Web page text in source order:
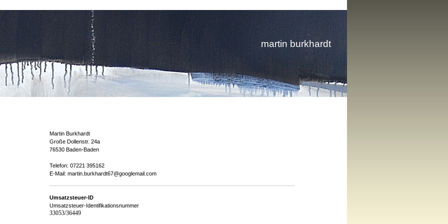
martin burkhardt
Martin Burkhardt
Große Dollenstr. 24a
76530 Baden-Baden
Telefon: 07221 395162
E-Mail: martin.burkhardt67@googlemail.com
Umsatzsteuer-ID
Umsatzsteuer-Identifikationsnummer
33053/36449